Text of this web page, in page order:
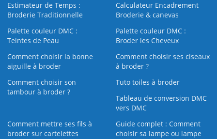
Estimateur de Temps :
Broderie Traditionnelle
Calculateur Encadrement
Broderie & canevas
Palette couleur DMC :
Teintes de Peau
Palette couleur DMC :
Broder les Cheveux
Comment choisir la bonne
aiguille à broder
Comment choisir ses ciseaux
à broder ?
Comment choisir son
tambour à broder ?
Tuto toiles à broder
Tableau de conversion DMC
vers DMC
Comment mettre ses fils à
broder sur cartelettes
Guide complet : Comment
choisir sa lampe ou lampe